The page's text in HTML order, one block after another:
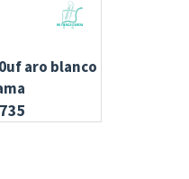
aro blanco